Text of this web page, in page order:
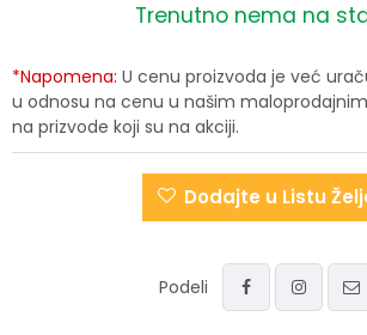
Trenutno nema na
*Napomena: U cenu proizvoda je već
u odnosu na cenu u našim
na prizvode koji su na akciji.
Dodajte u Listu
Podeli